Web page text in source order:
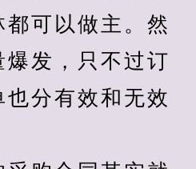
可以做主。然
爆发，只不过订
分有效和无效